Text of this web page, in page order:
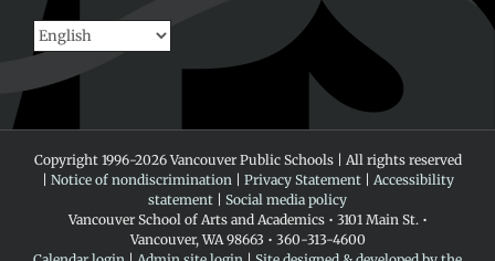
Copyright 1996-2026 Vancouver Public Schools | All rights reserved
Notice of nondiscrimination| Privacy Statement| Accessibility
statement
Social media policy
Vancouver School of Arts and Academics • 3101 Main St. •
Vancouver, WA 98663 • 360-313-4600